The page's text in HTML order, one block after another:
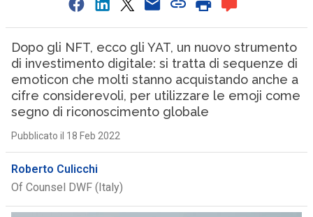
Dopo gli NFT, ecco gli YAT, un nuovo strumento
di investimento digitale: si tratta di sequenze di
emoticon che molti stanno acquistando anche a
cifre considerevoli, per utilizzare le emoji come
segno di riconoscimento globale
Pubblicato il 18 Feb 2022
Roberto Culicchi
Of Counsel DWF (Italy)